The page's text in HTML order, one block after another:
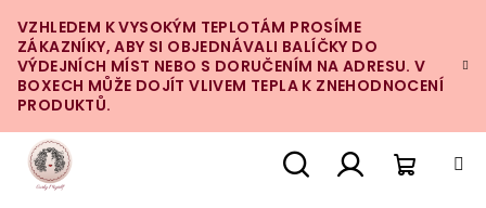
na
obsah
VZHLEDEM K VYSOKÝM TEPLOTÁM PROSÍME
ZÁKAZNÍKY, ABY SI OBJEDNÁVALI BALÍČKY DO
VÝDEJNÍCH MÍST NEBO S DORUČENÍM NA ADRESU. V
BOXECH MŮŽE DOJÍT VLIVEM TEPLA K ZNEHODNOCENÍ
PRODUKTŮ.